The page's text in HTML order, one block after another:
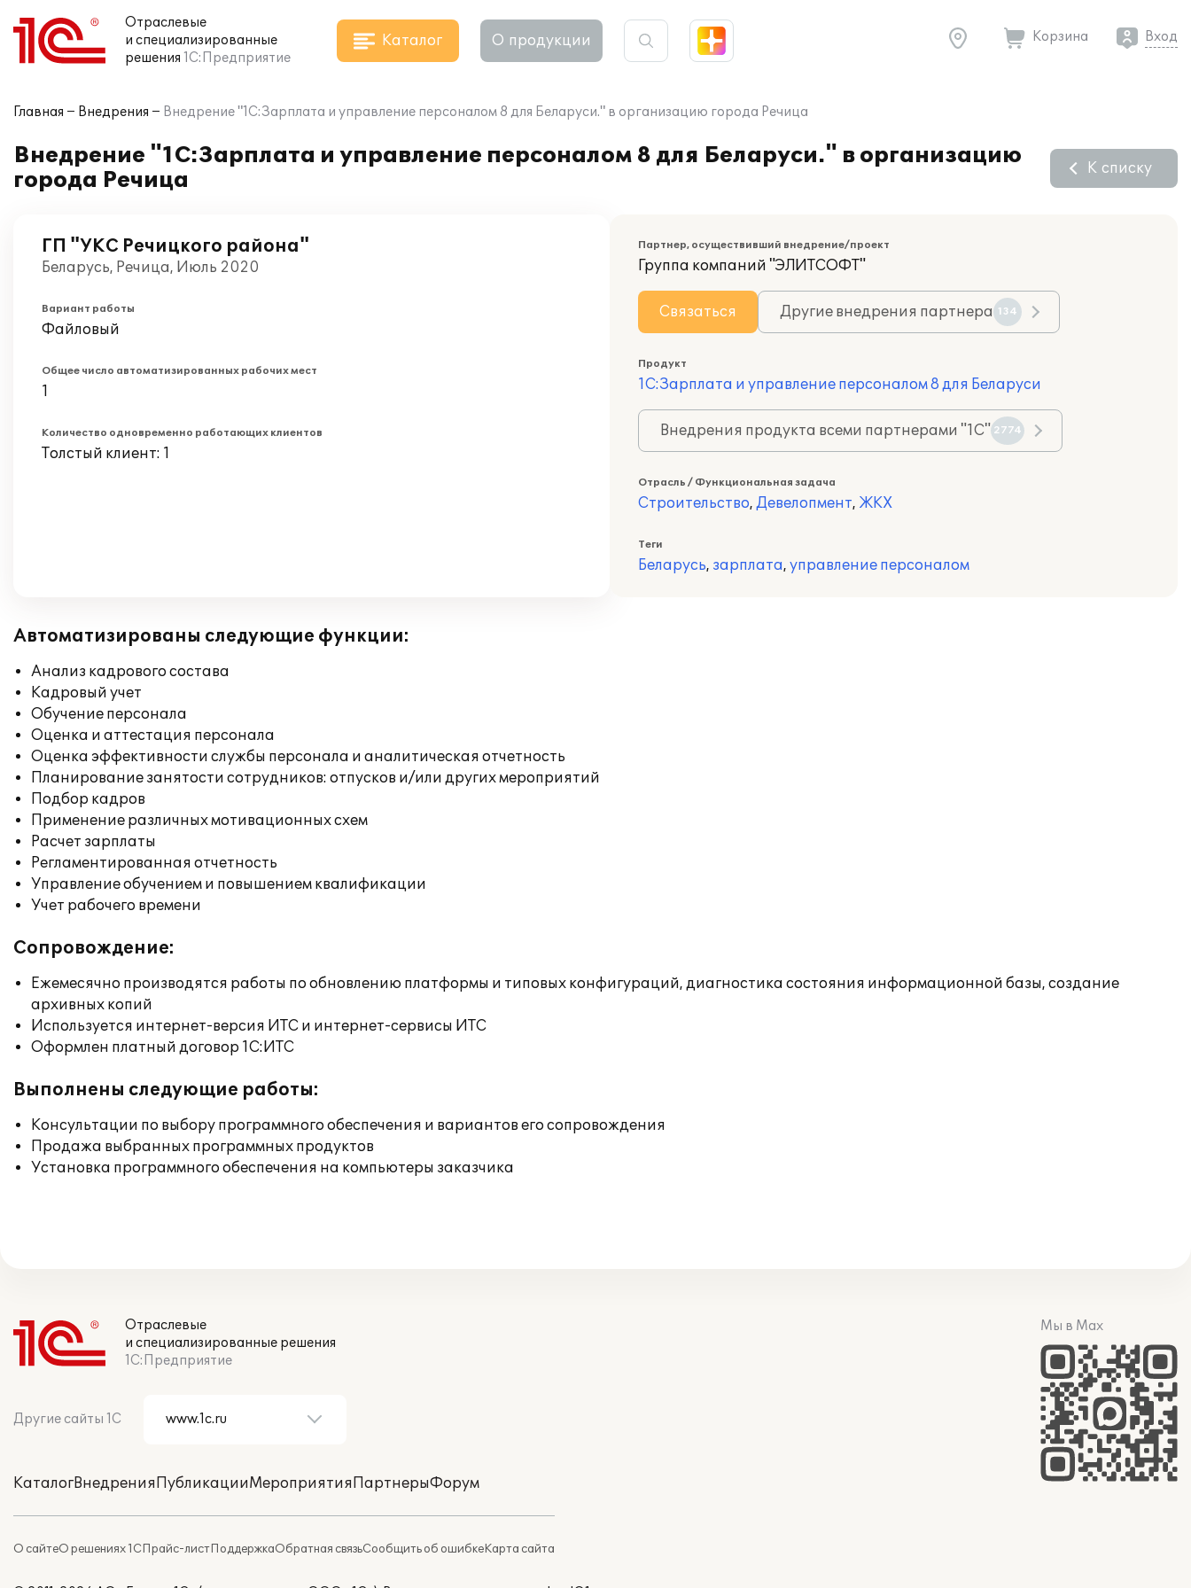
Отраслевые
и специализированные
решения 1С:Предприятие
Каталог О продукции Корзина Вход
Главная Внедрения Внедрение "1С:Зарплата и управление персоналом 8 для Беларуси." в организацию города Речица
Внедрение "1С:Зарплата и управление персоналом 8 для Беларуси." в организацию
города Речица
К списку
ГП "УКС Речицкого района"
Беларусь, Речица, Июль 2020
Вариант работы
Файловый
Общее число автоматизированных рабочих мест
1
Количество одновременно работающих клиентов
Толстый клиент: 1
Партнер, осуществивший внедрение/проект
Группа компаний "ЭЛИТСОФТ"
Связаться Другие внедрения партнера 134
Продукт
1С:Зарплата и управление персоналом 8 для Беларуси
Внедрения продукта всеми партнерами "1С" 2774
Отрасль / Функциональная задача
Строительство, Девелопмент, ЖКХ
Теги
Беларусь, зарплата, управление персоналом
Автоматизированы следующие функции:
Анализ кадрового состава
Кадровый учет
Обучение персонала
Оценка и аттестация персонала
Оценка эффективности службы персонала и аналитическая отчетность
Планирование занятости сотрудников: отпусков и/или других мероприятий
Подбор кадров
Применение различных мотивационных схем
Расчет зарплаты
Регламентированная отчетность
Управление обучением и повышением квалификации
Учет рабочего времени
Сопровождение:
Ежемесячно производятся работы по обновлению платформы и типовых конфигураций, диагностика состояния информационной базы, создание
архивных копий
Используется интернет-версия ИТС и интернет-сервисы ИТС
Оформлен платный договор 1С:ИТС
Выполнены следующие работы:
Консультации по выбору программного обеспечения и вариантов его сопровождения
Продажа выбранных программных продуктов
Установка программного обеспечения на компьютеры заказчика
Отраслевые
и специализированные решения
1С:Предприятие
Другие сайты 1С
КаталогВнедренияПубликацииМероприятияПартнерыФорум
О сайтеО решениях 1СПрайс-листПоддержкаОбратная связьСообщить об ошибкеКарта сайта
Мы в Max